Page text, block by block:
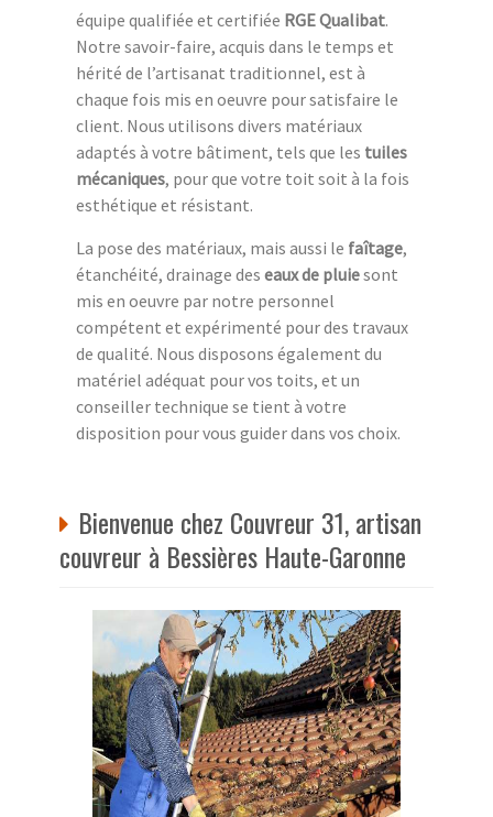
équipe qualifiée et certifiée RGE Qualibat.
Notre savoir-faire, acquis dans le temps et
hérité de l’artisanat traditionnel, est à
chaque fois mis en oeuvre pour satisfaire le
client. Nous utilisons divers matériaux
adaptés à votre bâtiment, tels que les tuiles
mécaniques, pour que votre toit soit à la fois
esthétique et résistant.
La pose des matériaux, mais aussi le faîtage,
étanchéité, drainage des eaux de pluiesont
mis en oeuvre par notre personnel
compétent et expérimenté pour des travaux
de qualité. Nous disposons également du
matériel adéquat pour vos toits, et un
conseiller technique se tient à votre
disposition pour vous guider dans vos choix.
Bienvenue chez Couvreur 31, artisan
couvreur à Bessières Haute-Garonne